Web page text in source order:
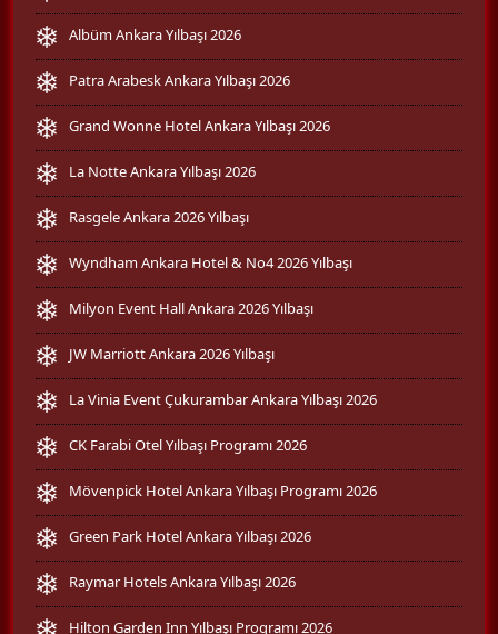
Albüm Ankara Yılbaşı 2026
Patra Arabesk Ankara Yılbaşı 2026
Grand Wonne Hotel Ankara Yılbaşı 2026
La Notte Ankara Yılbaşı 2026
Rasgele Ankara 2026 Yılbaşı
Wyndham Ankara Hotel & No4 2026 Yılbaşı
Milyon Event Hall Ankara 2026 Yılbaşı
JW Marriott Ankara 2026 Yılbaşı
La Vinia Event Çukurambar Ankara Yılbaşı 2026
CK Farabi Otel Yılbaşı Programı 2026
Mövenpick Hotel Ankara Yılbaşı Programı 2026
Green Park Hotel Ankara Yılbaşı 2026
Raymar Hotels Ankara Yılbaşı 2026
Hilton Garden Inn Yılbaşı Programı 2026